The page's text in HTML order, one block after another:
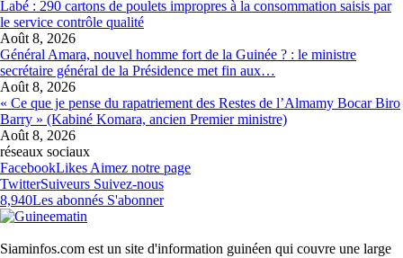
Labé : 290 cartons de poulets impropres à la consommation saisis par
le service contrôle qualité
Août 8, 2026
Général Amara, nouvel homme fort de la Guinée ? : le ministre
secrétaire général de la Présidence met fin aux…
Août 8, 2026
« Ce que je pense du rapatriement des Restes de l’Almamy Bocar Biro
Barry » (Kabiné Komara, ancien Premier ministre)
Août 8, 2026
réseaux sociaux
FacebookLikes Aimez notre page
TwitterSuiveurs Suivez-nous
8,940Les abonnés S'abonner
Siaminfos.com est un site d'information guinéen qui couvre une large